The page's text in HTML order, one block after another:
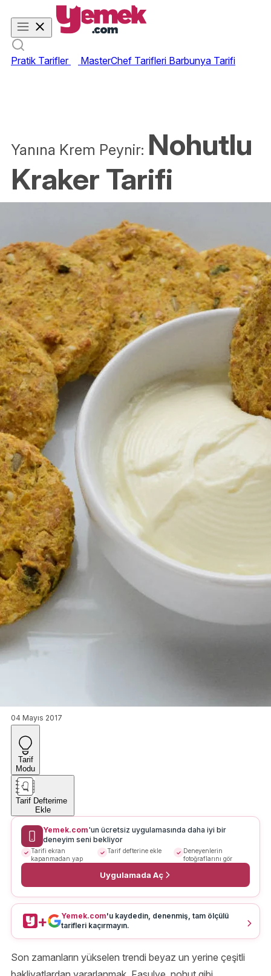
Pratik Tarifler MasterChef Tarifleri Barbunya Tarifi
Yanına Krem Peynir: Nohutlu
Kraker Tarifi
04 Mayıs 2017
Tarif
Modu
Tarif Defterime
Ekle
Yemek.com'un ücretsiz uygulamasında daha iyi bir
deneyim seni bekliyor
Tarifi ekran
kapanmadan yap
Tarif defterine ekle
Deneyenlerin
fotoğraflarını gör
Uygulamada Aç
+ Yemek.com'u kaydedin, denenmiş, tam ölçülü
tarifleri kaçırmayın.
Son zamanların yükselen trendi beyaz un yerine çeşitli